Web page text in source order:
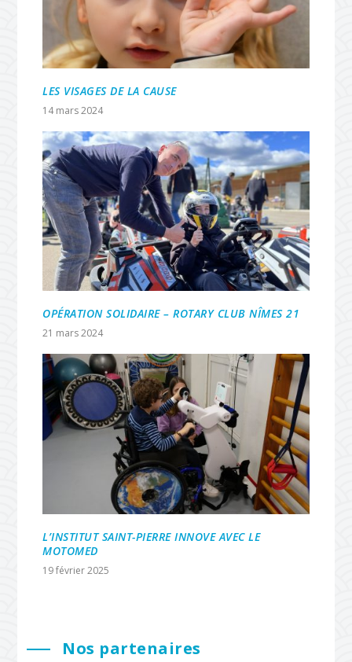
LES VISAGES DE LA CAUSE
14 mars 2024
OPÉRATION SOLIDAIRE – ROTARY CLUB NÎMES 21
21 mars 2024
L’INSTITUT SAINT-PIERRE INNOVE AVEC LE
MOTOMED
19 février 2025
Nos partenaires